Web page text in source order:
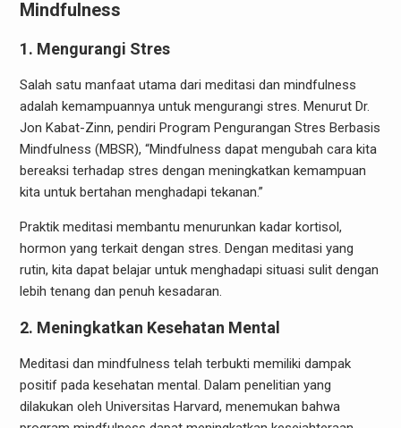
Mindfulness
1. Mengurangi Stres
Salah satu manfaat utama dari meditasi dan mindfulness
adalah kemampuannya untuk mengurangi stres. Menurut Dr.
Jon Kabat-Zinn, pendiri Program Pengurangan Stres Berbasis
Mindfulness (MBSR), “Mindfulness dapat mengubah cara kita
bereaksi terhadap stres dengan meningkatkan kemampuan
kita untuk bertahan menghadapi tekanan.”
Praktik meditasi membantu menurunkan kadar kortisol,
hormon yang terkait dengan stres. Dengan meditasi yang
rutin, kita dapat belajar untuk menghadapi situasi sulit dengan
lebih tenang dan penuh kesadaran.
2. Meningkatkan Kesehatan Mental
Meditasi dan mindfulness telah terbukti memiliki dampak
positif pada kesehatan mental. Dalam penelitian yang
dilakukan oleh Universitas Harvard, menemukan bahwa